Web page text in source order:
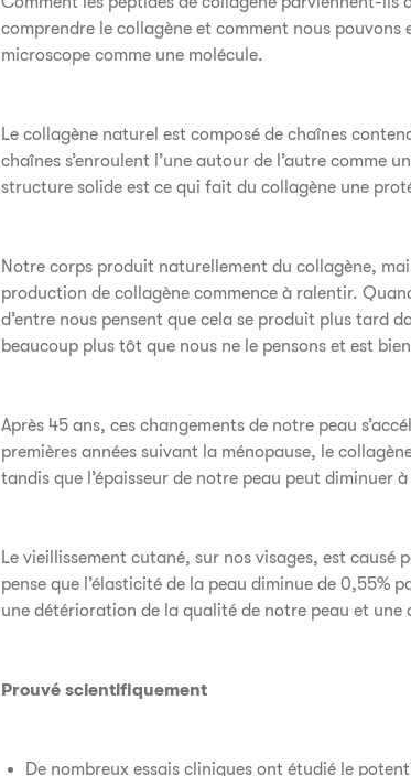
comprendre le collagène et comment nous
microscope comme une molécule.
Le collagène naturel est composé de chaînes
chaînes s’enroulent l’une autour de l’autre comme
structure solide est ce qui fait du collagène une
Notre corps produit naturellement du collagène,
production de collagène commence à ralentir.
d’entre nous pensent que cela se produit plus tard
beaucoup plus tôt que nous ne le pensons et est
Après 45 ans, ces changements de notre peau
premières années suivant la ménopause, le
tandis que l’épaisseur de notre peau peut diminuer
Le vieillissement cutané, sur nos visages, est causé
pense que l’élasticité de la peau diminue de
une détérioration de la qualité de notre peau et une
Prouvé scientifiquement
De nombreux essais cliniques ont étudié le